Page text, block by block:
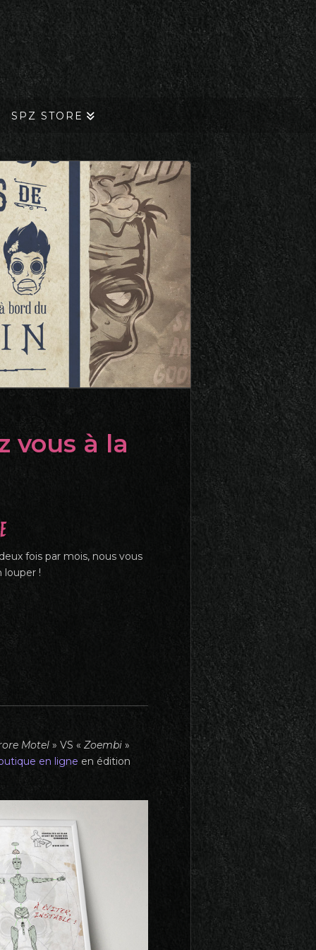
SPZ STORE
vous à la
fois par mois, nous vous
louper !
Motel» VS « Zoembi»
en ligne en édition